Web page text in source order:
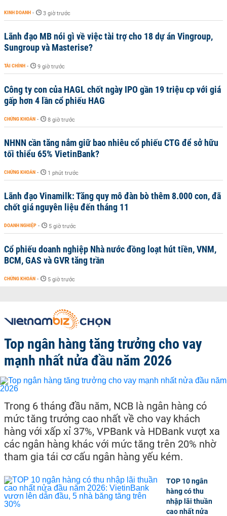
KINH DOANH - 3 giờ trước
Lãnh đạo MB nói gì về việc tài trợ cho 18 dự án Vingroup,
Sungroup và Masterise?
TÀI CHÍNH - 9 giờ trước
Công ty con của HAGL chốt ngày IPO gần 19 triệu cp với giá
gấp hơn 4 lần cổ phiếu HAG
CHỨNG KHOÁN - 8 giờ trước
NHNN cần tăng nắm giữ bao nhiêu cổ phiếu CTG để sở hữu
tối thiểu 65% VietinBank?
CHỨNG KHOÁN - 1 phút trước
Lãnh đạo Vinamilk: Tăng quy mô đàn bò thêm 8.000 con, đã
chốt giá nguyên liệu đến tháng 11
DOANH NGHIỆP - 5 giờ trước
Cổ phiếu doanh nghiệp Nhà nước đồng loạt hút tiền, VNM,
BCM, GAS và GVR tăng trần
CHỨNG KHOÁN - 5 giờ trước
Top ngân hàng tăng trưởng cho vay
mạnh nhất nửa đầu năm 2026
Trong 6 tháng đầu năm, NCB là ngân hàng có
mức tăng trưởng cao nhất về cho vay khách
hàng với xấp xỉ 37%, VPBank và HDBank vượt xa
các ngân hàng khác với mức tăng trên 20% nhờ
tham gia tái cơ cấu ngân hàng yếu kém.
TOP 10 ngân
hàng có thu
nhập lãi thuần
cao nhất nửa